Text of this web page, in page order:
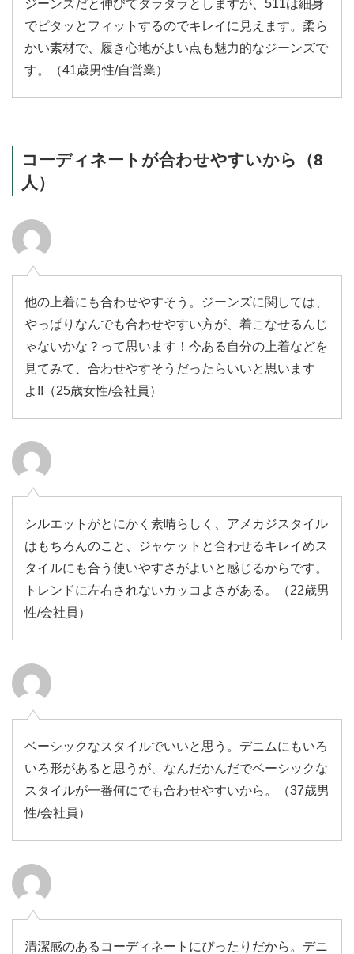
ジーンズだと伸びてダラダラとしますが、511は細身
でピタッとフィットするのでキレイに見えます。柔ら
かい素材で、履き心地がよい点も魅力的なジーンズで
す。（41歳男性/自営業）
コーディネートが合わせやすいから（8
人）
他の上着にも合わせやすそう。ジーンズに関しては、
やっぱりなんでも合わせやすい方が、着こなせるんじ
ゃないかな？って思います！今ある自分の上着などを
見てみて、合わせやすそうだったらいいと思います
よ!!（25歳女性/会社員）
シルエットがとにかく素晴らしく、アメカジスタイル
はもちろんのこと、ジャケットと合わせるキレイめス
タイルにも合う使いやすさがよいと感じるからです。
トレンドに左右されないカッコよさがある。（22歳男
性/会社員）
ベーシックなスタイルでいいと思う。デニムにもいろ
いろ形があると思うが、なんだかんだでベーシックな
スタイルが一番何にでも合わせやすいから。（37歳男
性/会社員）
清潔感のあるコーディネートにぴったりだから。デニ